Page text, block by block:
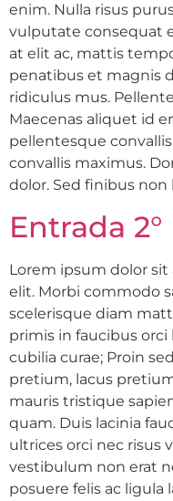
enim. Nulla risus
vulputate consequat
at elit ac, mattis
penatibus et magnis
ridiculus mus.
Maecenas aliquet id
pellentesque
convallis maximus.
dolor. Sed finibus non
Entrada 2°
Lorem ipsum dolor
elit. Morbi commodo
scelerisque diam
primis in faucibus
cubilia curae; Proin
pretium, lacus
mauris tristique
quam. Duis lacinia
ultrices orci nec risus
vestibulum non erat
posuere felis ac ligula